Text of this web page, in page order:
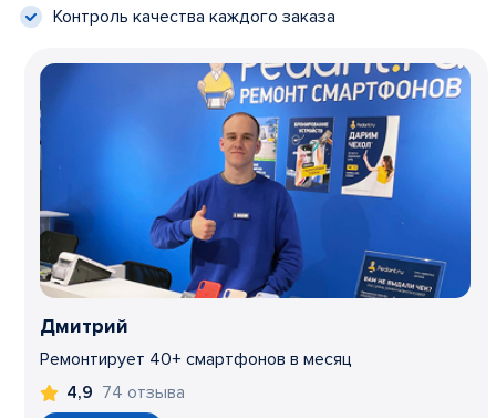
Контроль качества каждого заказа
Дмитрий
Ремонтирует 40+ смартфонов в месяц
4,9 74 отзыва